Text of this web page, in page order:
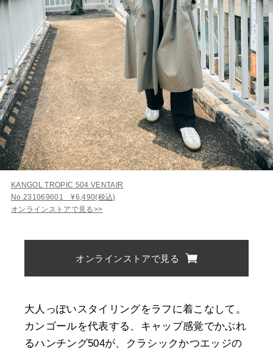
KANGOL TROPIC 504 VENTAIR
No.231069601 ¥6,490(税込)
オンラインストアで見る>>
オンラインストアで見る
大人っぽいスタイリングをラフに着こなして。
カンゴールを代表する、キャップ感覚でかぶれ
るハンチング504が、クラシックかつエッジの